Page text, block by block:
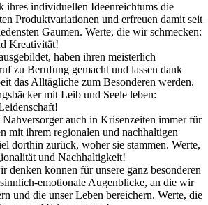
ihres individuellen Ideenreichtums die
Produktvariationen und erfreuen damit seit
Gaumen. Werte, die wir schmecken:
Kreativität!
haben ihren meisterlich
zu Berufung gemacht und lassen dank
das Alltägliche zum Besonderen werden.
mit Leib und Seele leben:
auch in Krisenzeiten immer für
mit ihrem regionalen und nachhaltigen
dorthin zurück, woher sie stammen. Werte,
und Nachhaltigkeit!
denken können für unsere ganz besonderen
emotionale Augenblicke, an die wir
und die unser Leben bereichern. Werte, die